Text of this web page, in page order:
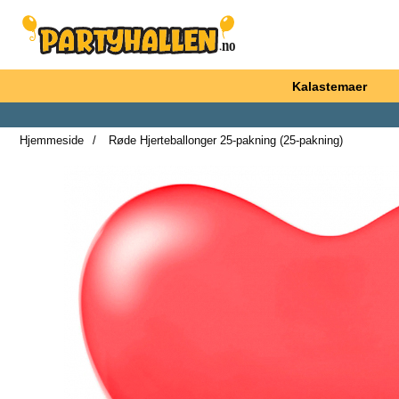
Startsiden for Partyhallen AB
Kalastemaer
Hjemmeside
Røde Hjerteballonger 25-pakning (25-pakning)